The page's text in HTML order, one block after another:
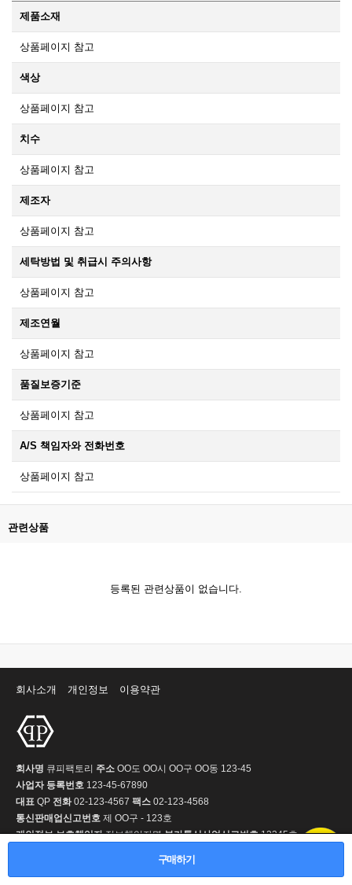
구매하기
제품소재
상품페이지 참고
색상
상품페이지 참고
치수
상품페이지 참고
제조자
상품페이지 참고
세탁방법 및 취급시 주의사항
상품페이지 참고
제조연월
상품페이지 참고
품질보증기준
상품페이지 참고
A/S 책임자와 전화번호
상품페이지 참고
관련상품
등록된 관련상품이 없습니다.
회사소개 개인정보 이용약관
회사명 큐피팩토리 주소 OO도 OO시 OO구 OO동 123-45
사업자 등록번호 123-45-67890
대표 QP 전화02-123-4567 팩스 02-123-4568
통신판매업신고번호 제 OO구 - 123호
개인정보 보호책임자정보책임자명 부가통신사업신고번호12345호